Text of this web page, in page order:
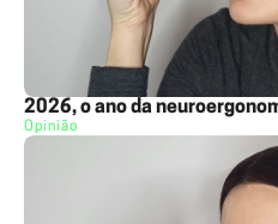
Opinião
2026, o ano da